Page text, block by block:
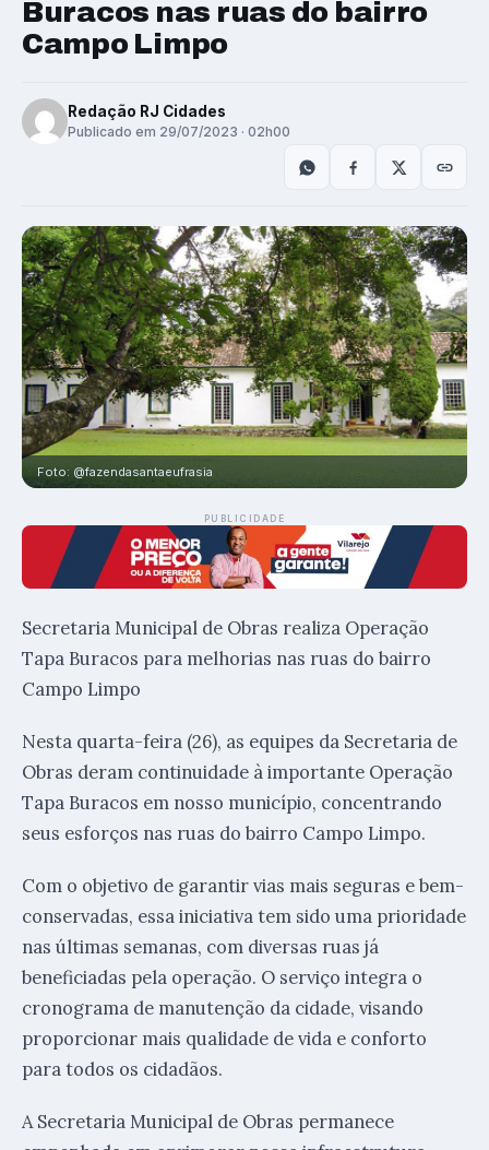
Buracos nas ruas do bairro
Campo Limpo
Redação RJ Cidades
Publicado em 29/07/2023 · 02h00
Foto: @fazendasantaeufrasia
PUBLICIDADE
Secretaria Municipal de Obras realiza Operação
Tapa Buracos para melhorias nas ruas do bairro
Campo Limpo
Nesta quarta-feira (26), as equipes da Secretaria de
Obras deram continuidade à importante Operação
Tapa Buracos em nosso município, concentrando
seus esforços nas ruas do bairro Campo Limpo.
Com o objetivo de garantir vias mais seguras e bem-
conservadas, essa iniciativa tem sido uma prioridade
nas últimas semanas, com diversas ruas já
beneficiadas pela operação. O serviço integra o
cronograma de manutenção da cidade, visando
proporcionar mais qualidade de vida e conforto
para todos os cidadãos.
A Secretaria Municipal de Obras permanece